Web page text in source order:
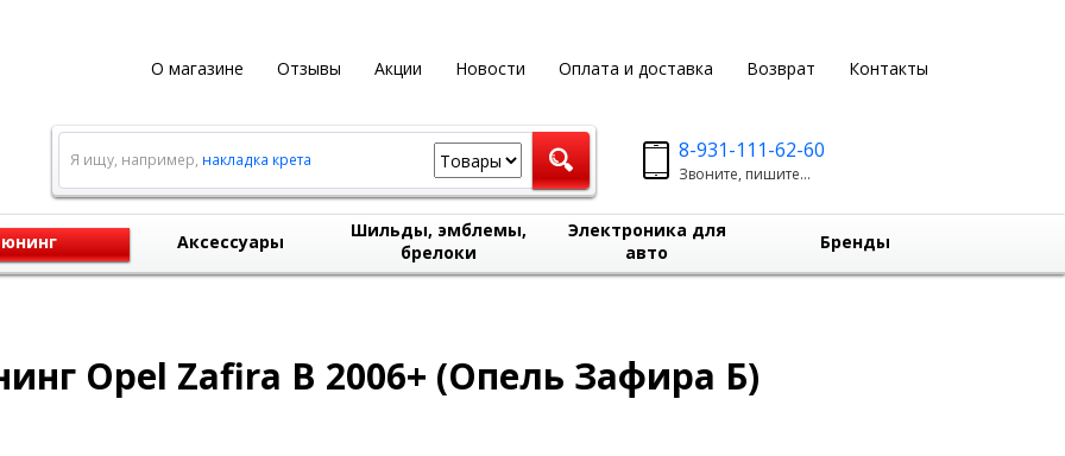
О магазине Отзывы Акции Новости Оплата и доставка Возврат Контакты
8-931-111-62-60
Звоните, пишите...
Я ищу, например, накладка крета
Аксессуары
Шильды, эмблемы,
брелоки
Электроника для
авто
Бренды
Opel Zafira B 2006+ (Опель Зафира Б)